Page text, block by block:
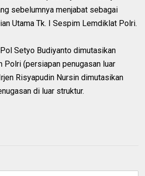
sebelumnya menjabat sebagai
Utama Tk. I Sespim Lemdiklat Polri.
Setyo Budiyanto dimutasikan
Polri (persiapan penugasan luar
Risyapudin Nursin dimutasikan
di luar struktur.